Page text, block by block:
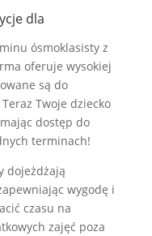
dla
ósmoklasisty z
oferuje wysokiej
są do
Twoje dziecko
dostęp do
terminach!
dojeżdżają
wygodę i
czasu na
zajęć poza